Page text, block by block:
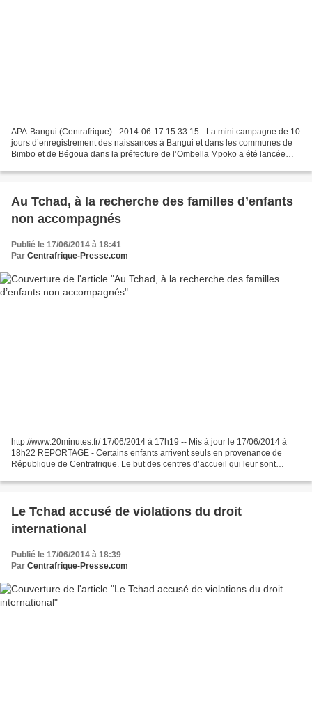
APA-Bangui (Centrafrique) - 2014-06-17 15:33:15 - La mini campagne de 10
jours d’enregistrement des naissances à Bangui et dans les communes de
Bimbo et de Bégoua dans la préfecture de l’Ombella Mpoko a été lancée
Au Tchad, à la recherche des familles d’enfants
non accompagnés
Publié le 17/06/2014 à 18:41
Par Centrafrique-Presse.com
http://www.20minutes.fr/ 17/06/2014 à 17h19 -- Mis à jour le 17/06/2014 à
18h22 REPORTAGE - Certains enfants arrivent seuls en provenance de
République de Centrafrique. Le but des centres d’accueil qui leur sont
Le Tchad accusé de violations du droit
international
Publié le 17/06/2014 à 18:39
Par Centrafrique-Presse.com